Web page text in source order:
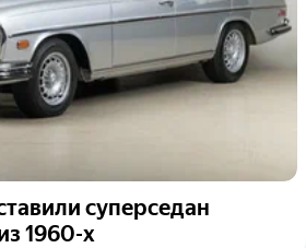
суперседан
1960-х